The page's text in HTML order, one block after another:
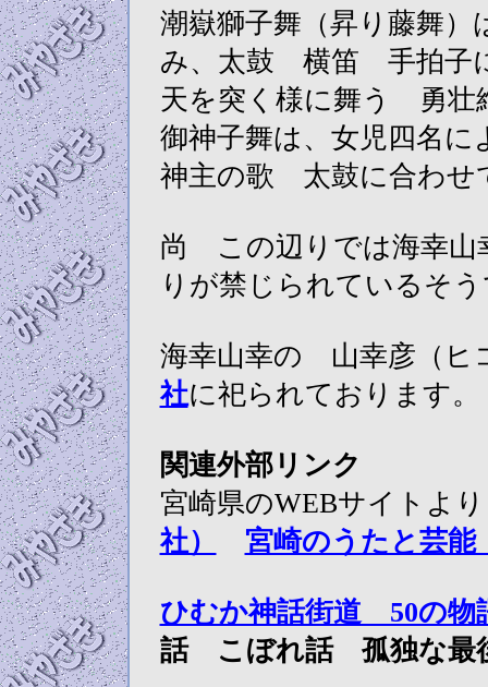
潮嶽獅子舞（昇り藤舞）
み、太鼓 横笛 手拍子
天を突く様に舞う 勇壮
御神子舞は、女児四名
神主の歌 太鼓に合わ
尚 この辺りでは海幸山
りが禁じられているそ
海幸山幸の 山幸彦（ヒ
社に祀られております
関連外部リンク
宮崎県のWEBサイトよ
社）
宮崎のうたと芸能
ひむか神話街道 50の物
話 こぼれ話 孤独な最